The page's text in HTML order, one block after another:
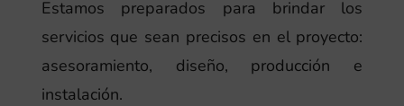
Estamos preparados para brindar los
servicios que sean precisos en el proyecto:
asesoramiento, diseño, producción e
instalación.